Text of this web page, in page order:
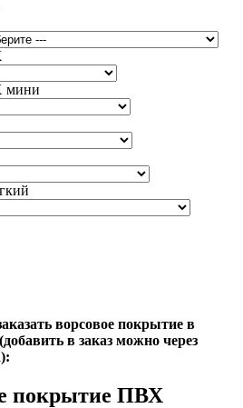
мини
ворсовое покрытие в
в заказ можно через
покрытие ПВХ